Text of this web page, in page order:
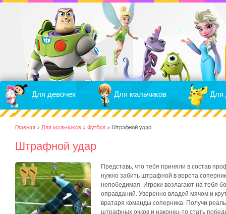
Для девочек Для мальчиков Для
Главная » Для мальчиков » Футбол » Штрафной удар
Штрафной удар
Представь, что тебя приняли в состав
нужно забить штрафной в ворота
непобедимая. Игроки возлагают на тебя
оправданий. Уверенно владей мячом и
вратаря команды соперника. Получи
штрафных очков и наконец-то стать